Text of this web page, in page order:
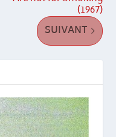
(1967)
SUIVANT